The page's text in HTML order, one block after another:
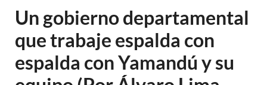
Un gobierno departamental
que trabaje espalda con
espalda con Yamandú y su